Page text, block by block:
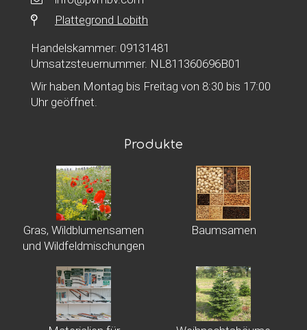
Plattegrond Lobith
Handelskammer: 09131481
Umsatzsteuernummer. NL811360696B01
Wir haben Montag bis Freitag von 8:30 bis 17:00
Uhr geöffnet.
Produkte
Gras, Wildblumensamen
und Wildfeldmischungen
Baumsamen